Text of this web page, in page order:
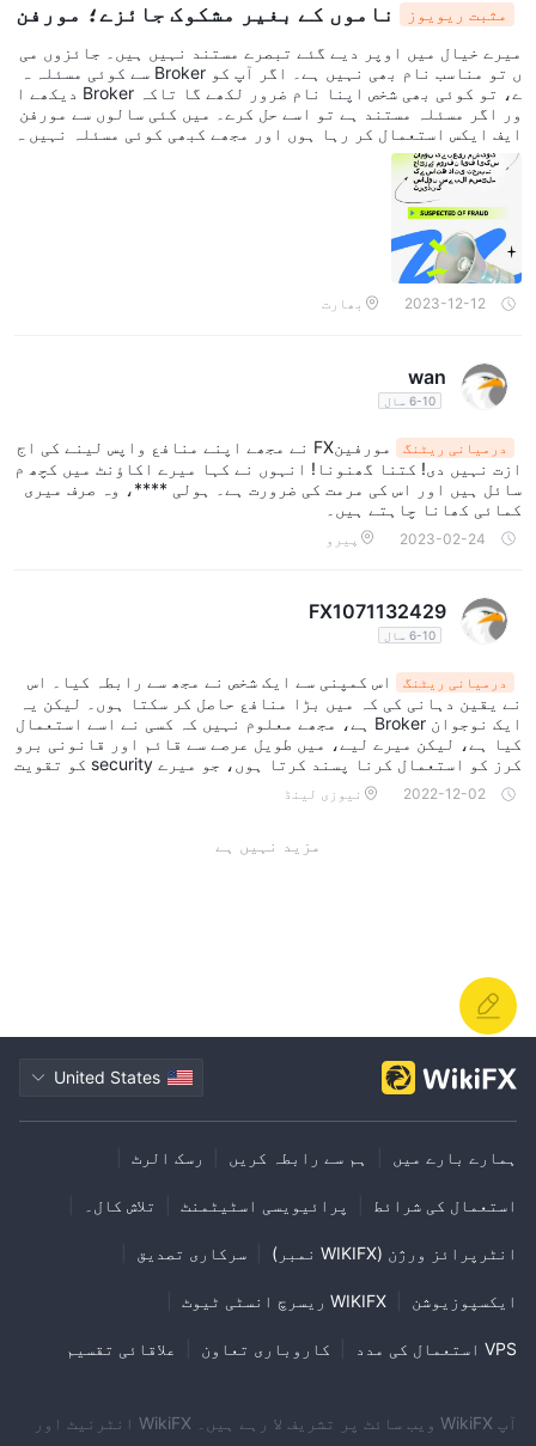
مثبت ریویوز
ناموں کے بغیر مشکوک جائزے؛ مورفن
لہ ٹریڈنگ
میرے خیال میں اوپر دیے گئے تبصرے مستند نہیں ہیں۔ جائزوں می
ں تو مناسب نام بھی نہیں ہے۔ اگر آپ کو Broker سے کوئی مسئلہ ہ
ے، تو کوئی بھی شخص اپنا نام ضرور لکھے گا تاکہ Broker دیکھے ا
ور اگر مسئلہ مستند ہے تو اسے حل کرے۔ میں کئی سالوں سے مورفن
ایف ایکس استعمال کر رہا ہوں اور مجھے کبھی کوئی مسئلہ نہیں ہ
وا۔ میں نے اپنے دوستوں کو بھی اس کی طرف رجوع کیا ہے۔
2023-12-12 بھارت
wan
6-10 سال
درمیانی ریٹنگ
مورفینFX نے مجھے اپنے منافع واپس لینے کی اج
ازت نہیں دی! کتنا گھنونا! انہوں نے کہا میرے اکاؤنٹ میں کچھ م
سائل ہیں اور اس کی مرمت کی ضرورت ہے۔ ہولی ****، وہ صرف میری
کمائی کھانا چاہتے ہیں۔
2023-02-24 پیرو
FX1071132429
6-10 سال
درمیانی ریٹنگ
اس کمپنی سے ایک شخص نے مجھ سے رابطہ کیا۔ اس
نے یقین دہانی کی کہ میں بڑا منافع حاصل کر سکتا ہوں۔ لیکن یہ
ایک نوجوان Broker ہے، مجھے معلوم نہیں کہ کسی نے اسے استعمال
کیا ہے، لیکن میرے لیے، میں طویل عرصے سے قائم اور قانونی برو
کرز کو استعمال کرنا پسند کرتا ہوں، جو میرے security کو تقویت
دیتے ہیں۔
2022-12-02 نیوزی لینڈ
مزید نہیں ہے
United States
ہمارے بارے میں ہم سے رابطہ کریں رسک الرٹ
استعمال کی شرائط پرائیویسی اسٹیٹمنٹ تلاش کال۔
انٹرپرائز ورژن (WIKIFX نمبر) سرکاری تصدیق
ایکسپوزیوشن WIKIFX ریسرچ انسٹی ٹیوٹ
VPS استعمال کی مدد کاروباری تعاون علاقائی تقسیم
آپ WikiFX ویب سائٹ پر تشریف لا رہے ہیں۔ WikiFX انٹرنیٹ اور